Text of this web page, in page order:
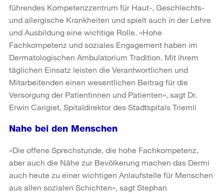
führendes Kompetenzzentrum für Haut-, Geschlechts-
und allergische Krankheiten und spielt auch in der Lehre
und Ausbildung eine wichtige Rolle. «Hohe
Fachkompetenz und soziales Engagement haben im
Dermatologischen Ambulatorium Tradition. Mit ihrem
täglichen Einsatz leisten die Verantwortlichen und
Mitarbeitenden einen wesentlichen Beitrag für die
Versorgung der Patientinnen und Patienten», sagt Dr.
Erwin Carigiet, Spitaldirektor des Stadtspitals Triemli
Nahe bei den Menschen
«Die offene Sprechstunde, die hohe Fachkompetenz,
aber auch die Nähe zur Bevölkerung machen das Dermi
auch heute zu einer wichtigen Anlaufstelle für Menschen
aus allen sozialen Schichten», sagt Stephan